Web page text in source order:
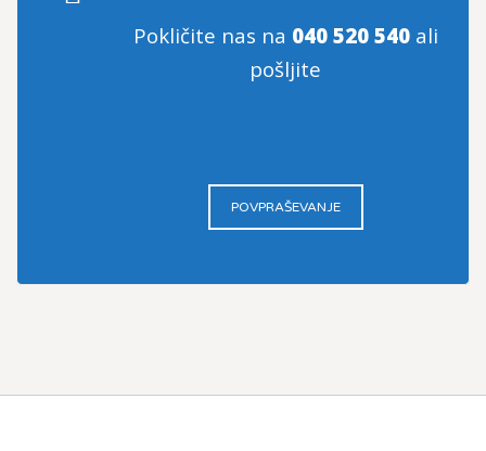
Pokličite nas na 040 520 540 ali
pošljite
POVPRAŠEVANJE